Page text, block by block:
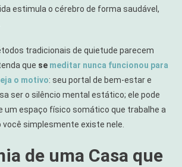
estimula o cérebro de forma saudável,
tradicionais de quietude parecem
que se meditar nunca funcionou para
o motivo: seu portal de bem-estar e
ser o silêncio mental estático; ele pode
um espaço físico somático que trabalhe a
simplesmente existe nele.
de uma Casa que